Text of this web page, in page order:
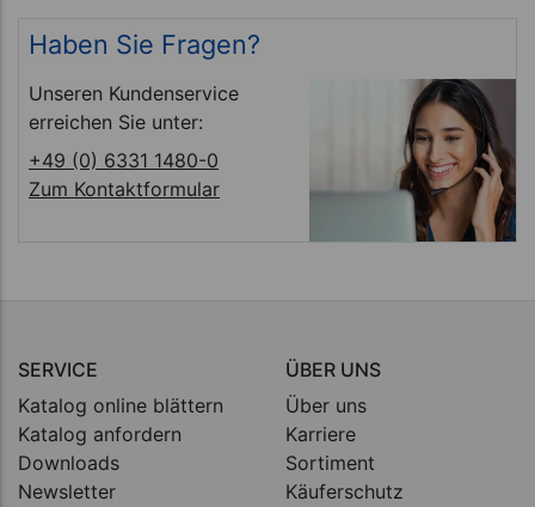
Haben Sie Fragen?
Unseren Kundenservice
erreichen Sie unter:
+49 (0) 6331 1480-0
Zum Kontaktformular
SERVICE
Katalog online blättern
Katalog anfordern
Downloads
Newsletter
ÜBER UNS
Über uns
Karriere
Sortiment
Käuferschutz